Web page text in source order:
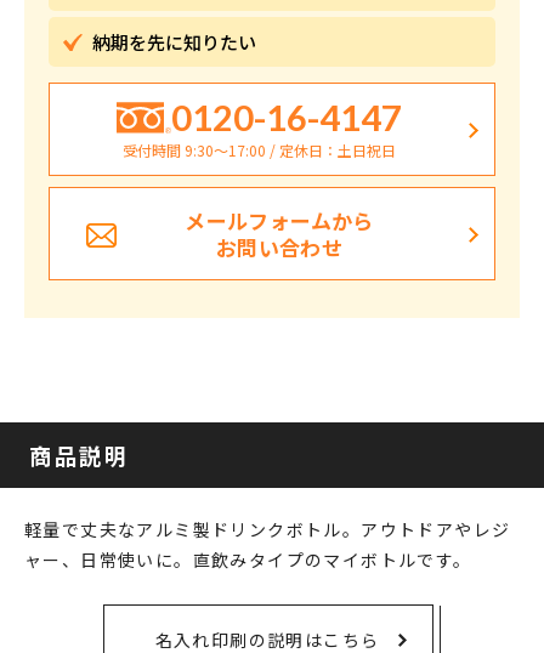
納期を先に知りたい
0120-16-4147
受付時間 9:30〜17:00 / 定休日：土日祝日
メールフォームから
お問い合わせ
商品説明
軽量で丈夫なアルミ製ドリンクボトル。アウトドアやレジ
ャー、日常使いに。直飲みタイプのマイボトルです。
名入れ印刷の説明はこちら